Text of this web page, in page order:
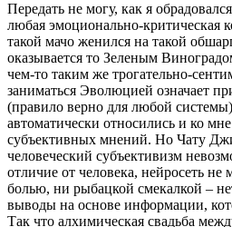
Передать не могу, как я
любая эмоционально-критическая
такой мачо женился на такой
оказывается то Зеленым
чем-то таким же трогательно-
заниматься Эволюцией означает
(правило верно для любой
автоматически относились и ко
субъективных мнений. Но Чату
человеческий субъективизм
отличие от человека, нейросеть
болью, ни рыбацкой смекалкой –
выводы на основе информации,
Так что алхимическая свадьба